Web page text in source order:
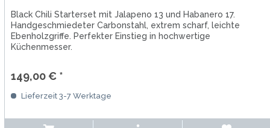
Black Chili Starterset mit Jalapeno 13 und Habanero 17.
Handgeschmiedeter Carbonstahl, extrem scharf, leichte
Ebenholzgriffe. Perfekter Einstieg in hochwertige
Küchenmesser.
149,00 € *
Lieferzeit 3-7 Werktage